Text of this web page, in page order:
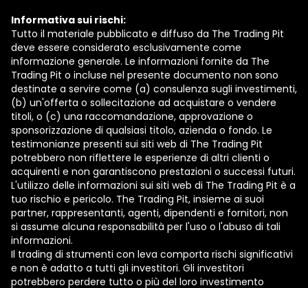
Informativa sui rischi:
Tutto il materiale pubblicato e diffuso da The Trading Pit
deve essere considerato esclusivamente come
informazione generale. Le informazioni fornite da The
Trading Pit o incluse nel presente documento non sono
destinate a servire come (a) consulenza sugli investimenti,
(b) un'offerta o sollecitazione ad acquistare o vendere
titoli, o (c) una raccomandazione, approvazione o
sponsorizzazione di qualsiasi titolo, azienda o fondo. Le
testimonianze presenti sui siti web di The Trading Pit
potrebbero non riflettere le esperienze di altri clienti o
acquirenti e non garantiscono prestazioni o successi futuri.
L'utilizzo delle informazioni sui siti web di The Trading Pit è a
tuo rischio e pericolo. The Trading Pit, insieme ai suoi
partner, rappresentanti, agenti, dipendenti e fornitori, non
si assume alcuna responsabilità per l'uso o l'abuso di tali
informazioni.
Il trading di strumenti con leva comporta rischi significativi
e non è adatto a tutti gli investitori. Gli investitori
potrebbero perdere tutto o più del loro investimento